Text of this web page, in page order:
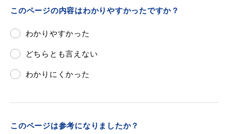
公共施設
このページの内容はわかりやすかったですか？
わかりやすかった
どちらとも言えない
わかりにくかった
このページは参考になりましたか？